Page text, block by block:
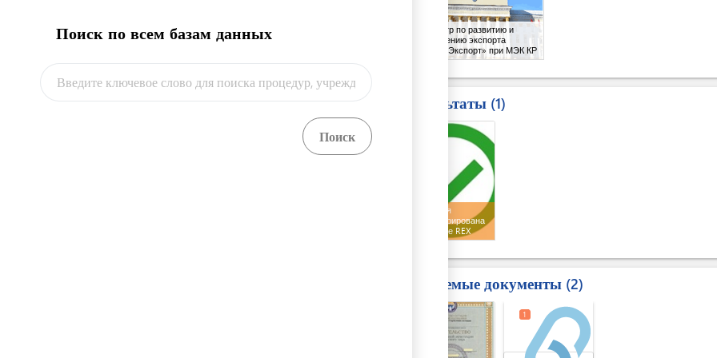
Поиск по всем базам данных
flag
ГУ «Центр по развитию и
продвижению экспорта
«Кыргыз Экспорт» при МЭК КР
Результаты 1
Компания
зарегистрирована
в системе REX
Требуемые документы 2
1